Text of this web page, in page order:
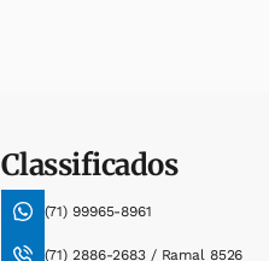
Classificados
(71) 99965-8961
(71) 2886-2683 / Ramal 8526